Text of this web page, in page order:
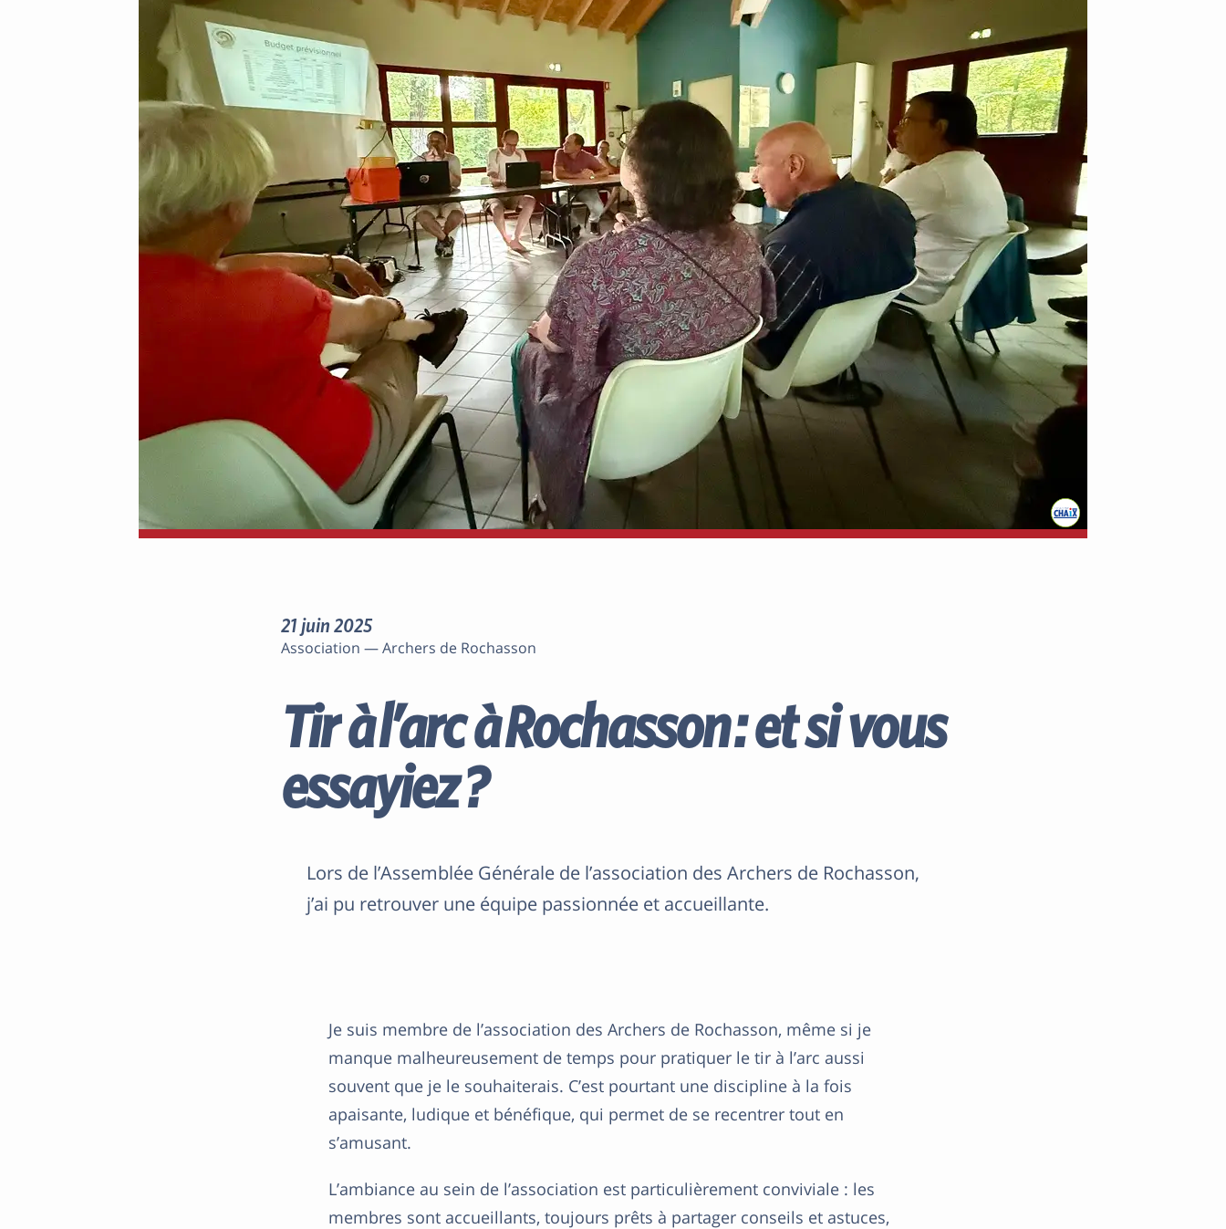
21 juin 2025
Association — Archers de Rochasson
Tir à l’arc à Rochasson : et si vous
essayiez ?
Lors de l’Assemblée Générale de l’association des Archers de Rochasson,
j’ai pu retrouver une équipe passionnée et accueillante.
Je suis membre de l’association des Archers de Rochasson, même si je
manque malheureusement de temps pour pratiquer le tir à l’arc aussi
souvent que je le souhaiterais. C’est pourtant une discipline à la fois
apaisante, ludique et bénéfique, qui permet de se recentrer tout en
s’amusant.
L’ambiance au sein de l’association est particulièrement conviviale : les
membres sont accueillants, toujours prêts à partager conseils et astuces,